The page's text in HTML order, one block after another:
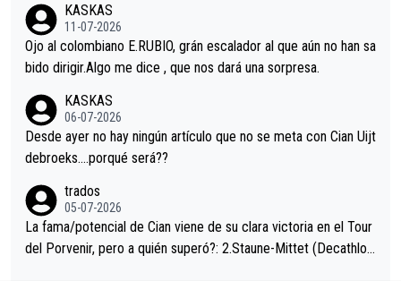
i sin pedalear, luego está el saludo con Evenepoel dándose la
mano de una manera muy fraternal, más allá de los típicos toqu
es en el hombro con que saludaba a Vingegard. Ahí hubo una in
eta, a ver si por querer poner a Del Toro con calzador en posi
ción de podio UAE y Pojacar se van complicar el tour.
KASKAS
11-07-2026
Ojo al colombiano E.RUBIO, grán escalador al que aún no han sa
bido dirigir.Algo me dice , que nos dará una sorpresa.
KASKAS
06-07-2026
Desde ayer no hay ningún artículo que no se meta con Cian Uijt
debroeks….porqué será??
trados
05-07-2026
La fama/potencial de Cian viene de su clara victoria en el Tour
del Porvenir, pero a quién superó?: 2.Staune-Mittet (Decathlon,